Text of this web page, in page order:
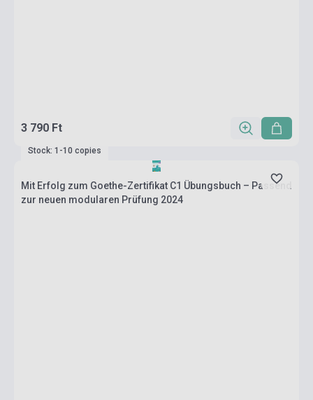
3 790 Ft
Stock: 1-10 copies
Mit Erfolg zum Goethe-Zertifikat C1 Übungsbuch – Passend
zur neuen modularen Prüfung 2024